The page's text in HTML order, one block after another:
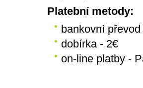
Platební metody:
bankovní převod
dobírka - 2€
on-line platby -